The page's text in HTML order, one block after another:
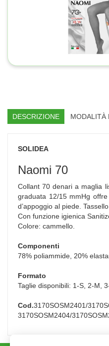
DESCRIZIONE MODALITÀ
SOLIDEA
Naomi 70
Collant 70 denari a maglia
graduata 12/15 mmHg
d’appoggio al piede.
Con funzione igienica
Colore: cammello.
Componenti
78% poliammide, 20%
Formato
Taglie disponibili: 1-S, 2-M,
Cod.3170SOSM2401/
3170SOSM2404/